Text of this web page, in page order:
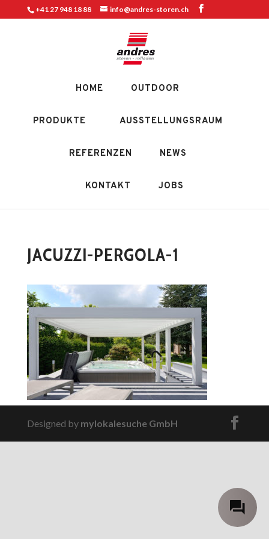
+41 27 948 18 88 info@andres-storen.ch
HOME OUTDOOR
PRODUKTE AUSSTELLUNGSRAUM
REFERENZEN NEWS
KONTAKT JOBS
JACUZZI-PERGOLA-1
Designed by mylokalesuche GmbH